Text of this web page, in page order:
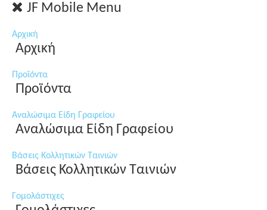
JF Mobile Menu
Αρχική
Αρχική
Προϊόντα
Προϊόντα
Αναλώσιμα Είδη Γραφείου
Αναλώσιμα Είδη Γραφείου
Βάσεις Κολλητικών Ταινιών
Βάσεις Κολλητικών Ταινιών
Γομολάστιχες